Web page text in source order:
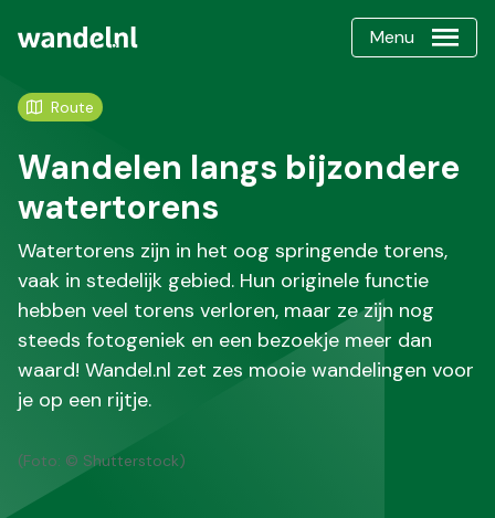
Menu
Route
Wandelen langs bijzondere
watertorens
Watertorens zijn in het oog springende torens,
vaak in stedelijk gebied. Hun originele functie
hebben veel torens verloren, maar ze zijn nog
steeds fotogeniek en een bezoekje meer dan
waard! Wandel.nl zet zes mooie wandelingen voor
je op een rijtje.
(Foto: © Shutterstock)